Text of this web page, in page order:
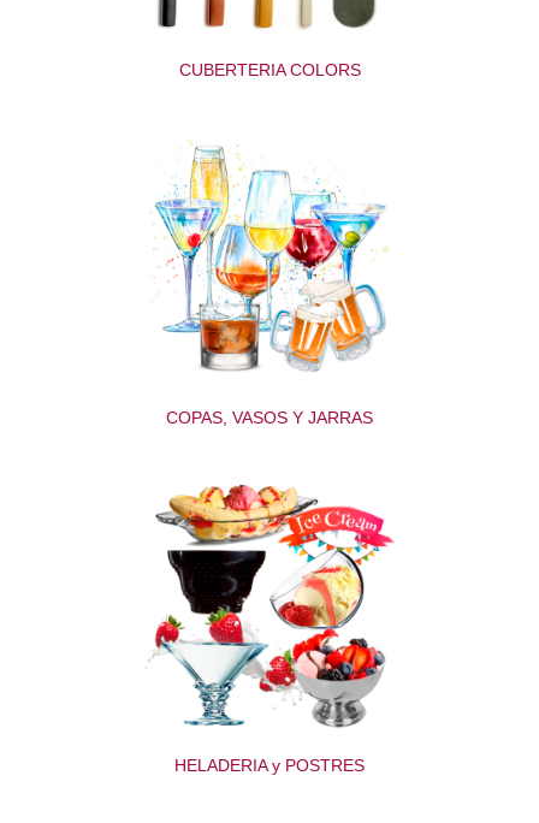
CUBERTERIA COLORS
COPAS, VASOS Y JARRAS
HELADERIA y POSTRES